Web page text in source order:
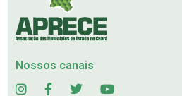
Nossos canais